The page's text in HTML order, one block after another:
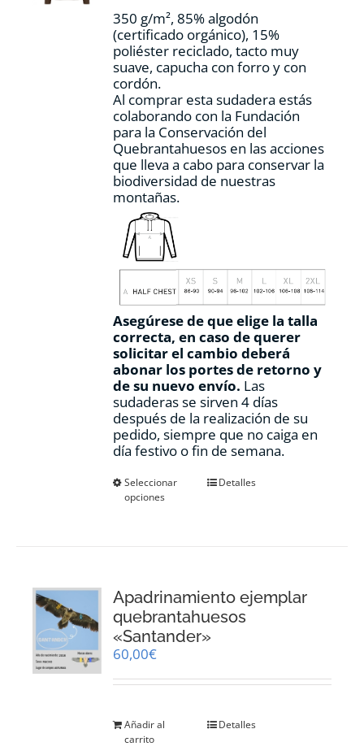
página
de
producto
350 g/m², 85% algodón
(certificado orgánico), 15%
poliéster reciclado, tacto muy
suave, capucha con forro y con
cordón.
Al comprar esta sudadera estás
colaborando con la Fundación
para la Conservación del
Quebrantahuesos en las acciones
que lleva a cabo para conservar la
biodiversidad de nuestras
montañas.
Asegúrese de que elige la talla
correcta, en caso de querer
solicitar el cambio deberá
abonar los portes de retorno y
de su nuevo envío. Las
sudaderas se sirven 4 días
después de la realización de su
pedido, siempre que no caiga en
día festivo o fin de semana.
Seleccionar
opciones
Este
se
pueden
en
página
Detalles
Apadrinamiento ejemplar
quebrantahuesos
«Santander»
60,00€
Añadir al
carrito
Detalles